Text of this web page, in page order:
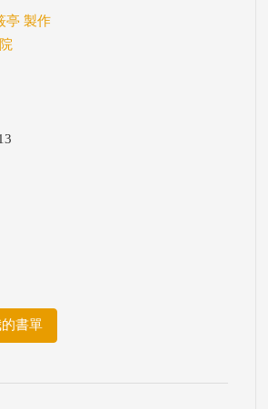
亭 製作
書單